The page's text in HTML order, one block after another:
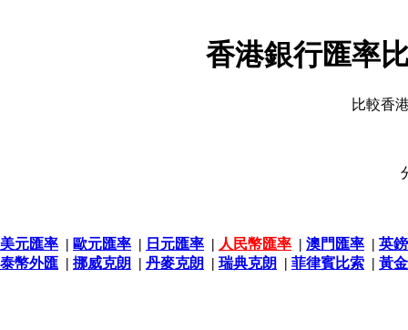
香港銀行匯率
比較香
美元匯率 | 歐元匯率 | 日元匯率 | 人民幣匯率 | 澳門匯率 | 英
泰幣外匯 | 挪威克朗 | 丹麥克朗 | 瑞典克朗 | 菲律賓比索 | 黃